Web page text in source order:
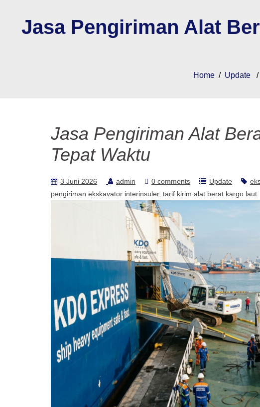
Jasa Pengiriman Alat
Home / Update /
Jasa Pengiriman Alat
Tepat Waktu
3 Juni 2026 admin 0 comments Update
pengiriman ekskavator interinsuler tarif kirim alat berat kargo laut